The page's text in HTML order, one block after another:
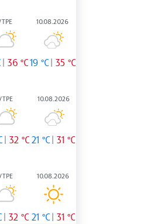
с по 67 точки, Комо с 65  и
36 °C
10.08.2026
19 °C 35 °C
32 °C
10.08.2026
21 °C 31 °C
32 °C
10.08.2026
21 °C 31 °C